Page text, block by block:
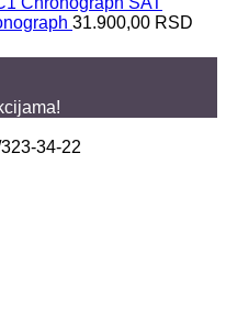
31.900,00 RSD
34-22